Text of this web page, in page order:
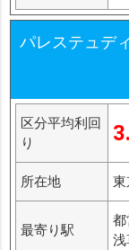
パレステュデ
区分平均利回
り
所在地 東
最寄り駅